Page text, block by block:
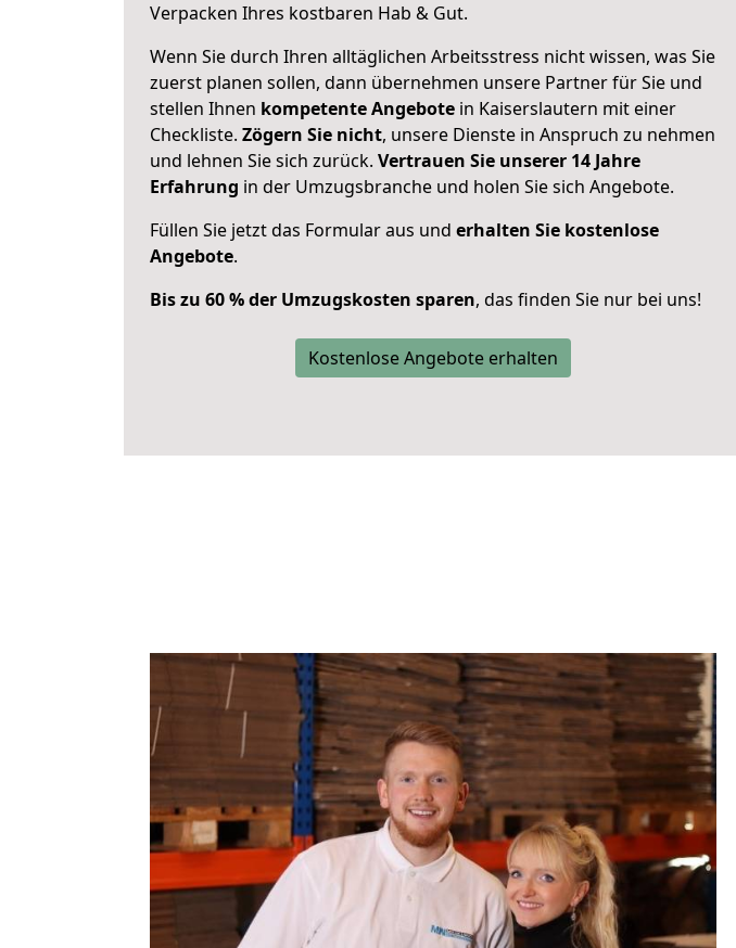
Verpacken Ihres kostbaren Hab & Gut.
Wenn Sie durch Ihren alltäglichen Arbeitsstress nicht wissen, was Sie
zuerst planen sollen, dann übernehmen unsere Partner für Sie und
stellen Ihnen kompetente Angebote in Kaiserslautern mit einer
Checkliste. Zögern Sie nicht, unsere Dienste in Anspruch zu nehmen
und lehnen Sie sich zurück. Vertrauen Sie unserer 14 Jahre
Erfahrung in der Umzugsbranche und holen Sie sich Angebote.
Füllen Sie jetzt das Formular aus und erhalten Sie kostenlose
Angebote.
Bis zu 60 % der Umzugskosten sparen, das finden Sie nur bei uns!
Kostenlose Angebote erhalten